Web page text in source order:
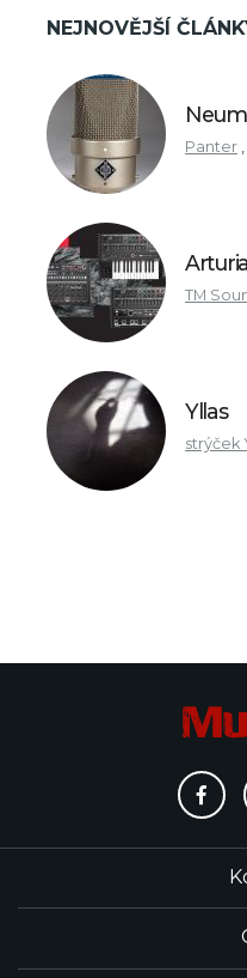
NEJNOVĚJŠÍ
Panter ,
TM
Yllas
strýček